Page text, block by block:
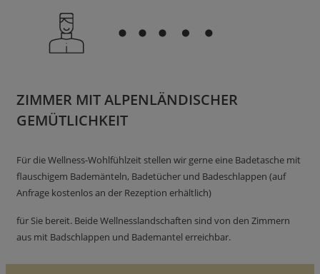
ZIMMER MIT ALPENLÄNDISCHER
GEMÜTLICHKEIT
Für die Wellness-Wohlfühlzeit stellen wir gerne eine Badetasche mit
flauschigem Bademänteln, Badetücher und Badeschlappen (auf
Anfrage kostenlos an der Rezeption erhältlich)
für Sie bereit. Beide Wellnesslandschaften sind von den Zimmern
aus mit Badschlappen und Bademantel erreichbar.